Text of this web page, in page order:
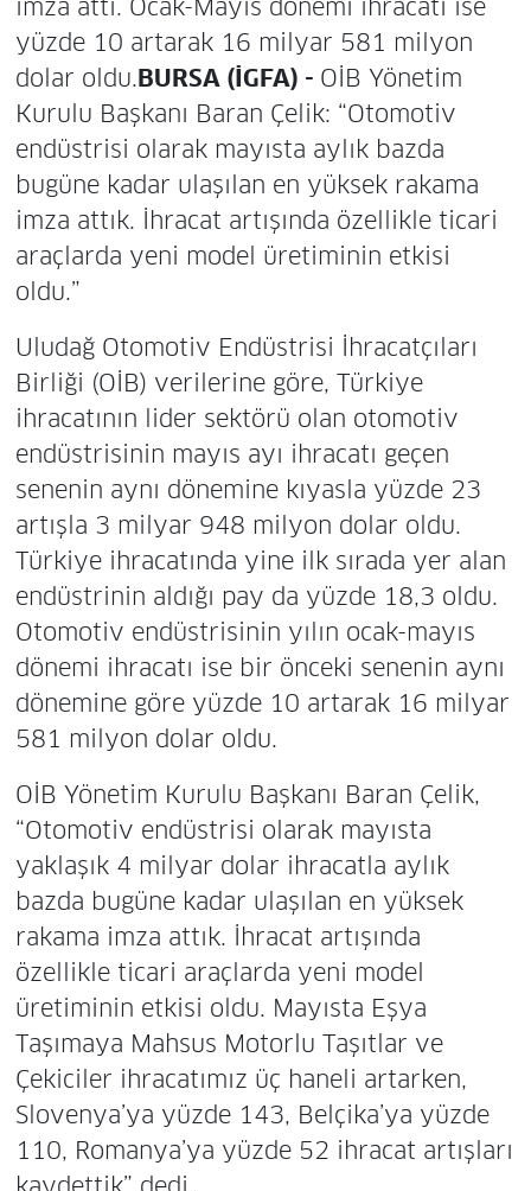
imza attı. Ocak-Mayıs dönemi ihracatı ise
yüzde 10 artarak 16 milyar 581 milyon
dolar oldu.BURSA (İGFA) - OİB Yönetim
Kurulu Başkanı Baran Çelik: “Otomotiv
endüstrisi olarak mayısta aylık bazda
bugüne kadar ulaşılan en yüksek rakama
imza attık. İhracat artışında özellikle ticari
araçlarda yeni model üretiminin etkisi
oldu.”
Uludağ Otomotiv Endüstrisi İhracatçıları
Birliği (OİB) verilerine göre, Türkiye
ihracatının lider sektörü olan otomotiv
endüstrisinin mayıs ayı ihracatı geçen
senenin aynı dönemine kıyasla yüzde 23
artışla 3 milyar 948 milyon dolar oldu.
Türkiye ihracatında yine ilk sırada yer alan
endüstrinin aldığı pay da yüzde 18,3 oldu.
Otomotiv endüstrisinin yılın ocak-mayıs
dönemi ihracatı ise bir önceki senenin aynı
dönemine göre yüzde 10 artarak 16 milyar
581 milyon dolar oldu.
OİB Yönetim Kurulu Başkanı Baran Çelik,
“Otomotiv endüstrisi olarak mayısta
yaklaşık 4 milyar dolar ihracatla aylık
bazda bugüne kadar ulaşılan en yüksek
rakama imza attık. İhracat artışında
özellikle ticari araçlarda yeni model
üretiminin etkisi oldu. Mayısta Eşya
Taşımaya Mahsus Motorlu Taşıtlar ve
Çekiciler ihracatımız üç haneli artarken,
Slovenya’ya yüzde 143, Belçika’ya yüzde
110, Romanya’ya yüzde 52 ihracat artışları